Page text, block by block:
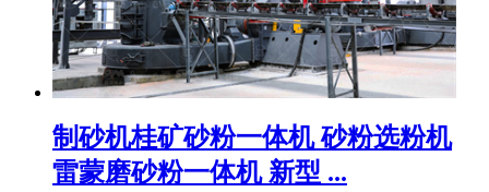
制砂机桂矿砂粉一体机 砂粉选粉机
雷蒙磨砂粉一体机 新型 ...